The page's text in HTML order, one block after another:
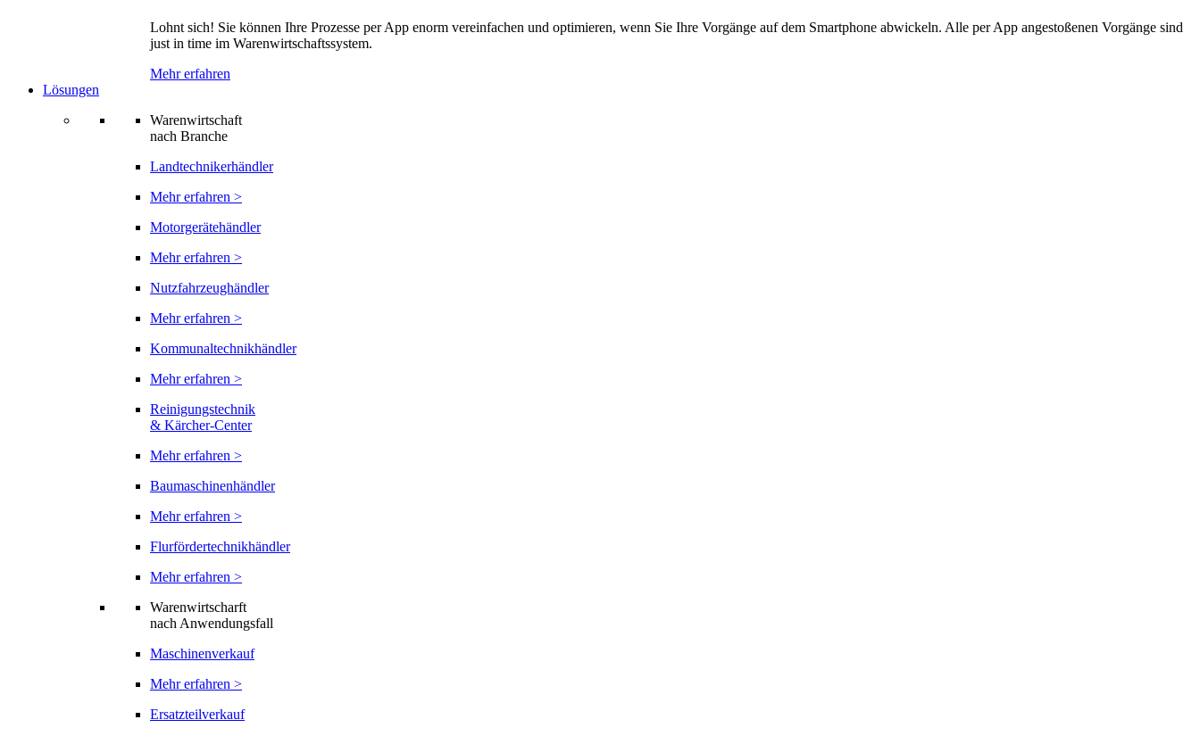
Lohnt sich! Sie können Ihre Prozesse per App enorm vereinfachen und optimieren, wenn Sie Ihre Vorgänge auf dem Smartphone abwickeln. Alle per App angestoßenen Vorgänge sind
just in time im Warenwirtschaftssystem.
Mehr erfahren
Lösungen
Warenwirtschaft
nach Branche
Landtechnikerhändler
Mehr erfahren >
Motorgerätehändler
Mehr erfahren >
Nutzfahrzeughändler
Mehr erfahren >
Kommunaltechnikhändler
Mehr erfahren >
Reinigungstechnik
& Kärcher-Center
Mehr erfahren >
Baumaschinenhändler
Mehr erfahren >
Flurfördertechnikhändler
Mehr erfahren >
Warenwirtscharft
nach Anwendungsfall
Maschinenverkauf
Mehr erfahren >
Ersatzteilverkauf